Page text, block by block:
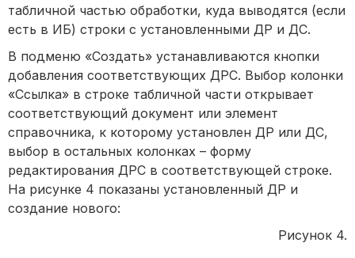
табличной частью обработки, куда выводятся (если
есть в ИБ) строки с установленными ДР и ДС.
В подменю «Создать» устанавливаются кнопки
добавления соответствующих ДРС. Выбор колонки
«Ссылка» в строке табличной части открывает
соответствующий документ или элемент
справочника, к которому установлен ДР или ДС,
выбор в остальных колонках – форму
редактирования ДРС в соответствующей строке.
На рисунке 4 показаны установленный ДР и
создание нового:
Рисунок 4.